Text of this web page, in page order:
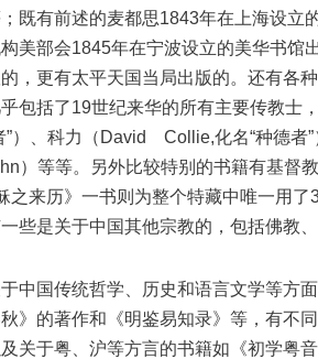
既有前述的麦都思1843年在上海设
美部会1845年在宁波设立的美华书馆
，更有太平天国当局出版的。还有各
包括了19世纪来华的所有主要传教士
”）、科力（David Collie,化名“种德
）等等。另外比较特别的书籍有基督
之来历》一书则为整个特藏中唯一用
些是关于中国其他宗教的，包括佛教、
中国传统哲学、历史和语言文学等方
》的著作和《明鉴易知录》等，有不
及关于粤、沪等方言的书籍如《初学粤